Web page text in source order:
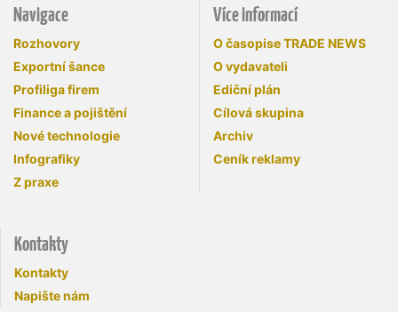
Navigace
Rozhovory
Exportní šance
Profiliga firem
Finance a pojištění
Nové technologie
Infografiky
Z praxe
Více informací
O časopise TRADE NEWS
O vydavateli
Ediční plán
Cílová skupina
Archiv
Ceník reklamy
Kontakty
Kontakty
Napište nám